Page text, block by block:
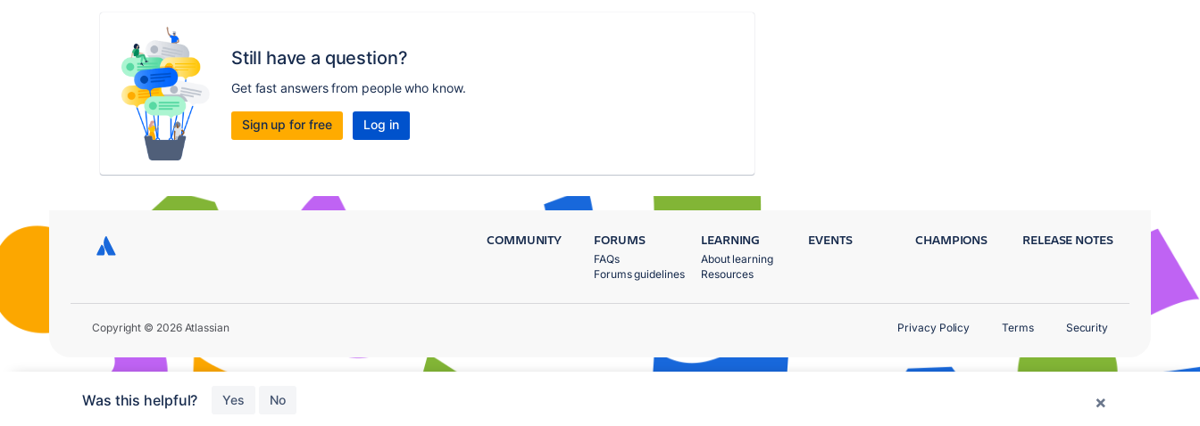
Still have a question?
Get fast answers from people who know.
Sign up for free Log in
Was this helpful? Yes No ×
COMMUNITY FORUMS
FAQs
Forums guidelines
LEARNING
About learning
Resources
EVENTS CHAMPIONS RELEASE NOTES
Copyright © 2026 Atlassian Privacy Policy Terms Security